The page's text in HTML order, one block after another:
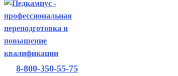
8-800-350-55-75